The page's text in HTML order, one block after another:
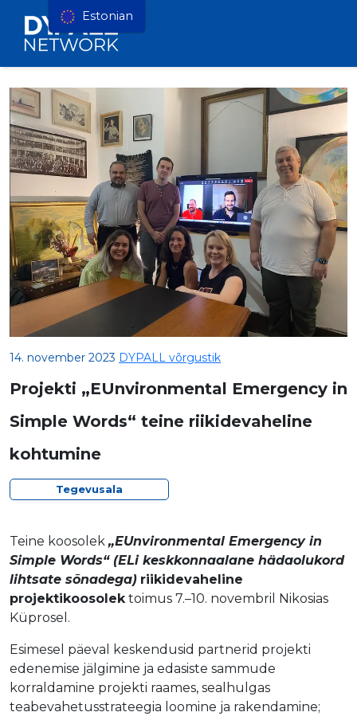
14. november 2023 DYPALL võrgustik
Projekti „EUnvironmental Emergency in
Simple Words“ teine riikidevaheline
kohtumine
Tegevusala
Teine koosolek „EUnvironmental Emergency in
Simple Words“ (ELi keskkonnaalane hädaolukord
lihtsate sõnadega) riikidevaheline
projektikoosolektoimus 7.–10. novembril Nikosias
Küprosel.
Esimesel päeval keskendusid partnerid projekti
edenemise jälgimine ja edasiste sammude
korraldamine projekti raames, sealhulgas
teabevahetusstrateegia loomine ja rakendamine;
Estonian